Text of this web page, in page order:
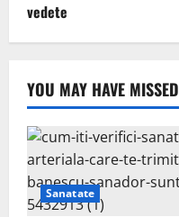
vedete
YOU MAY HAVE MISSED
Sanatate